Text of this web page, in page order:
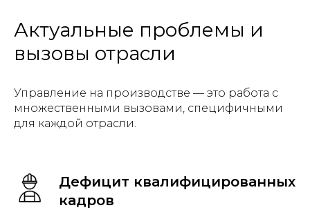
Актуальные проблемы и
вызовы отрасли
Управление на производстве — это работа с
множественными вызовами, специфичными
для каждой отрасли.
Дефицит квалифицированных
кадров